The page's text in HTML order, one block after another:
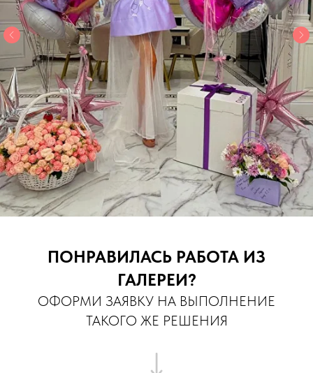
ПОНРАВИЛАСЬ РАБОТА ИЗ
ГАЛЕРЕИ?
ОФОРМИ ЗАЯВКУ НА ВЫПОЛНЕНИЕ
ТАКОГО ЖЕ РЕШЕНИЯ